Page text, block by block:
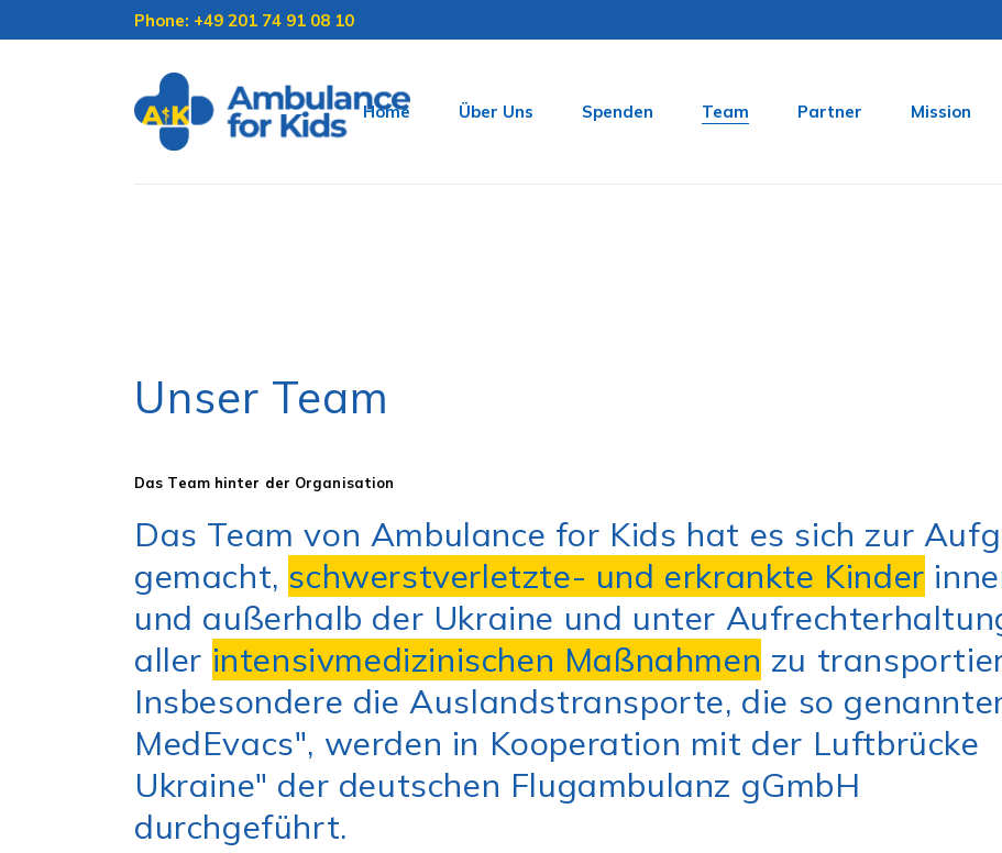
Phone: +49 201 74 91 08 10
Home Über Uns Spenden Team Partner Mission
Unser Team
Das Team hinter der Organisation
Das Team von Ambulance for Kids hat es sich zur
gemacht, schwerstverletzte- und erkrankte Kinder
und außerhalb der Ukraine und unter
aller intensivmedizinischen Maßnahmen zu
Insbesondere die Auslandstransporte, die so
MedEvacs", werden in Kooperation mit der Luftbrücke
Ukraine" der deutschen Flugambulanz gGmbH
durchgeführt.